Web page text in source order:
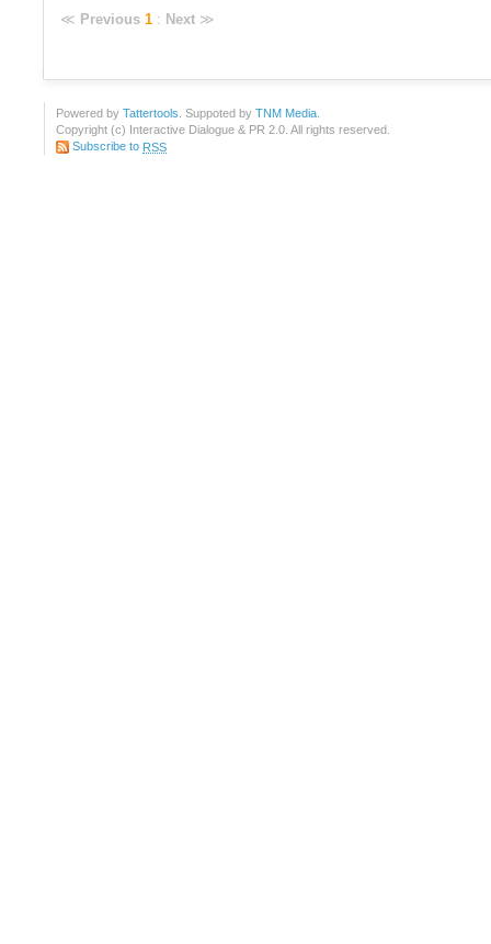
≪ Previous 1 : Next ≫
Powered by Tattertools . Suppoted by TNM Media
Copyright (c) Interactive Dialogue & PR 2.0. All rights reserved.
Subscribe to RSS